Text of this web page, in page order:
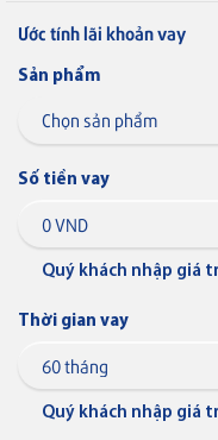
Ước tính lãi khoản vay
Sản phẩm
Số tiền vay
Quý khách nhập giá
Thời gian vay
Quý khách nhập giá
Thẻ JCB